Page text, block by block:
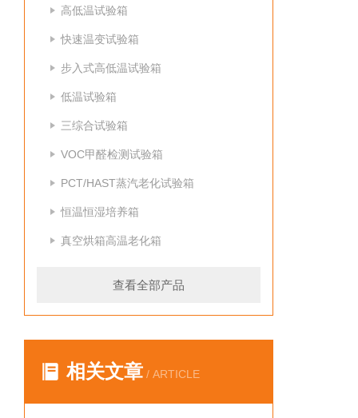
高低温试验箱
快速温变试验箱
步入式高低温试验箱
低温试验箱
三综合试验箱
VOC甲醛检测试验箱
PCT/HAST蒸汽老化试验箱
恒温恒湿培养箱
真空烘箱高温老化箱
查看全部产品
相关文章 / ARTICLE